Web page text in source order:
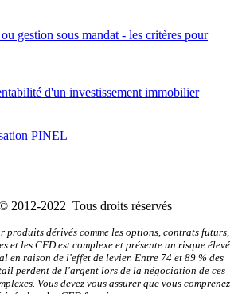
gestion sous mandat - les critères pour
d'un investissement immobilier
PINEL
2012-2022 Tous droits réservés
dérivés comme les options, contrats futurs,
et les CFD est complexe et présente un risque élevé
en raison de l'effet de levier. Entre 74 et 89 % des
perdent de l'argent lors de la négociation de ces
Vous devez vous assurer que vous comprenez